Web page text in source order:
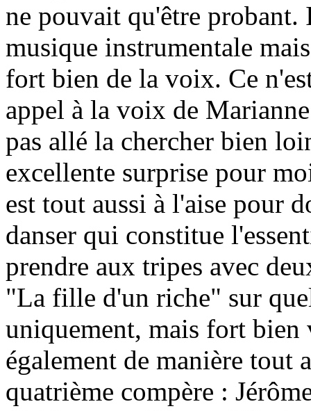
ne pouvait qu'être probant.
musique instrumentale
fort bien de la voix. Ce
appel à la voix de
pas allé la chercher bien
excellente surprise pour
est tout aussi à l'aise pour
danser qui constitue
prendre aux tripes avec
"La fille d'un riche" sur
uniquement, mais fort bien
également de manière tout
quatrième compère :